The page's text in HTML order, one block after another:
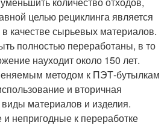
целью рециклинга является
качестве сырьевых материалов.
полностью переработаны, в то
науходит около 150 лет.
методом к ПЭТ-бутылкам
и вторичная
материалов и изделия.
непригодные к переработке